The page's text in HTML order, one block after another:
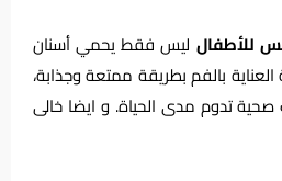
للأطفال ليس فقط يحمي أسنان
بالفم بطريقة ممتعة وجذابة،
تدوم مدى الحياة. و ايضا خالى